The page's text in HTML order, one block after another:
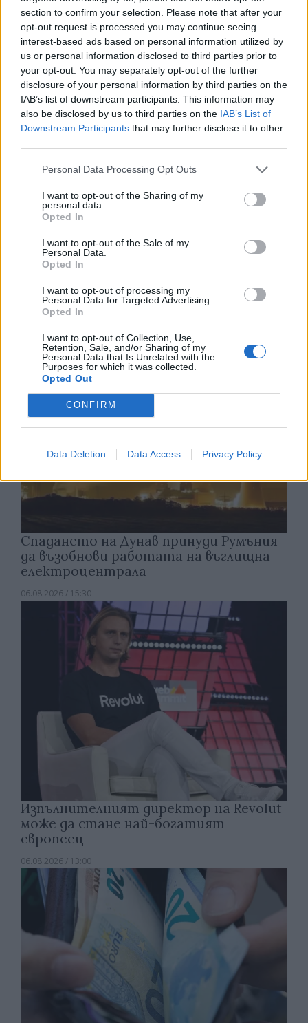
section to confirm your selection. Please note that after your
opt-out request is processed you may continue seeing
interest-based ads based on personal information utilized by
us or personal information disclosed to third parties prior to
your opt-out. You may separately opt-out of the further
disclosure of your personal information by third parties on the
IAB’s list of downstream participants. This information may
also be disclosed by us to third parties on the IAB’s List of
Downstream Participants that may further disclose it to other
Personal Data Processing Opt Outs
I want to opt-out of the Sharing of my
personal data.
Opted In
I want to opt-out of the Sale of my
Personal Data.
Opted In
I want to opt-out of processing my
Personal Data for Targeted Advertising.
Opted In
I want to opt-out of Collection, Use,
Retention, Sale, and/or Sharing of my
Personal Data that Is Unrelated with the
Purposes for which it was collected.
Opted Out
CONFIRM
Data Deletion Data Access Privacy Policy
Износът на електромобили от Китай
е нараснал със 120%
06.08.2026 / 16:30
Ню Йорк стана 14-ият щат на САЩ, в
който е разрешена евтаназията
Спадането на Дунав принуди Румъния
да възобнови работата на въглищна
електроцентрала
06.08.2026 / 15:30
Изпълнителният директор на Revolut
може да стане най-богатият
европеец
06.08.2026 / 13:00